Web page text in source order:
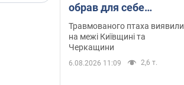
обрав для себе
нетиповий маршрут.
Фото
Травмованого птаха виявили
на межі Київщині та
Черкащини
6.08.2026 11:09 2,6 т.